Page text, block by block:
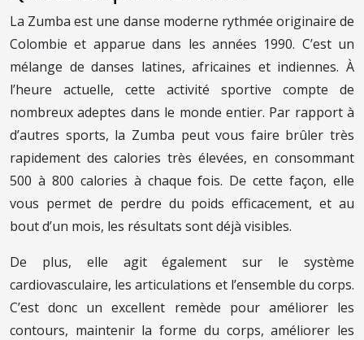
La Zumba est une danse moderne rythmée originaire de
Colombie et apparue dans les années 1990. C’est un
mélange de danses latines, africaines et indiennes. À
l’heure actuelle, cette activité sportive compte de
nombreux adeptes dans le monde entier. Par rapport à
d’autres sports, la Zumba peut vous faire brûler très
rapidement des calories très élevées, en consommant
500 à 800 calories à chaque fois. De cette façon, elle
vous permet de perdre du poids efficacement, et au
bout d’un mois, les résultats sont déjà visibles.
De plus, elle agit également sur le système
cardiovasculaire, les articulations et l’ensemble du corps.
C’est donc un excellent remède pour améliorer les
contours, maintenir la forme du corps, améliorer les